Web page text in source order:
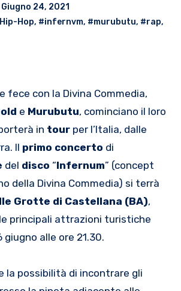
Giugno 24, 2021
Hop, #infernvm, #murubutu, #rap,
e Murubutu, cominciano il loro
in tour per l’Italia, dalle
Il primo concerto di
del disco “Infernum” (concept
della Divina Commedia) si terrà
Grotte di Castellana (BA),
principali attrazioni turistiche
giugno alle ore 21.30.
la possibilità di incontrare gli